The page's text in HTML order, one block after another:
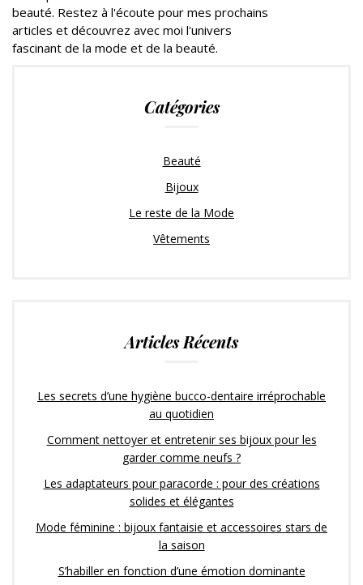
beauté. Restez à l'écoute pour mes prochains
articles et découvrez avec moi l'univers
fascinant de la mode et de la beauté.
Catégories
Beauté
Bijoux
Le reste de la Mode
Vêtements
Articles Récents
Les secrets d’une hygiène bucco-dentaire irréprochable
au quotidien
Comment nettoyer et entretenir ses bijoux pour les
garder comme neufs ?
Les adaptateurs pour paracorde : pour des créations
solides et élégantes
Mode féminine : bijoux fantaisie et accessoires stars de
la saison
S’habiller en fonction d’une émotion dominante